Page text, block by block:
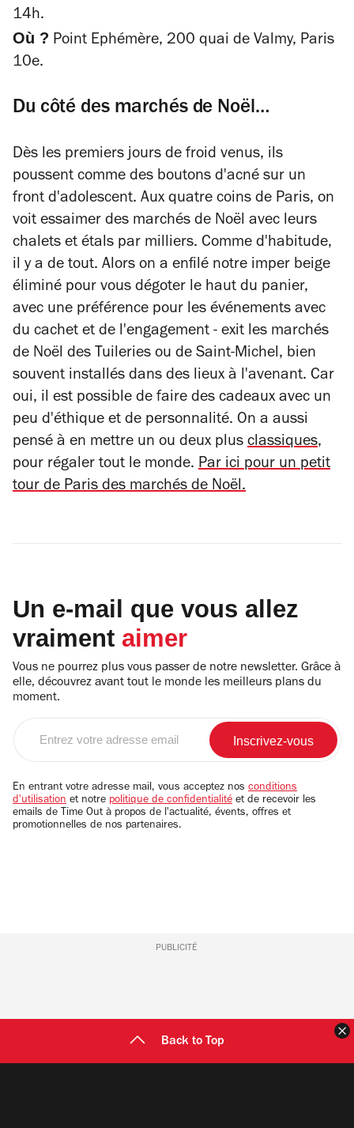
14h.
Où ? Point Ephémère, 200 quai de Valmy, Paris
10e.
Du côté des marchés de Noël…
Dès les premiers jours de froid venus, ils
poussent comme des boutons d'acné sur un
front d'adolescent. Aux quatre coins de Paris, on
voit essaimer des marchés de Noël avec leurs
chalets et étals par milliers. Comme d'habitude,
il y a de tout. Alors on a enfilé notre imper beige
éliminé pour vous dégoter le haut du panier,
avec une préférence pour les événements avec
du cachet et de l'engagement - exit les marchés
de Noël des Tuileries ou de Saint-Michel, bien
souvent installés dans des lieux à l'avenant. Car
oui, il est possible de faire des cadeaux avec un
peu d'éthique et de personnalité. On a aussi
pensé à en mettre un ou deux plus classiques,
pour régaler tout le monde. Par ici pour un petit
tour de Paris des marchés de Noël.
Un e-mail que vous allez
vraiment aimer
Vous ne pourrez plus vous passer de notre newsletter. Grâce à
elle, découvrez avant tout le monde les meilleurs plans du
moment.
email
En entrant votre adresse mail, vous acceptez nos conditions
d'utilisation et notre politique de confidentialité et de recevoir les
emails de Time Out à propos de l'actualité, évents, offres et
promotionnelles de nos partenaires.
PUBLICITÉ
Back to Top